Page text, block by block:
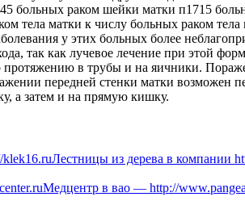
больных раком шейки матки п1715
тела матки к числу больных раком
у этих больных более
так как лучевое лечение при этой
в трубы и на яичники.
передней стенки матки возможен
а затем и на прямую кишку.
Лестницы из дерева в компании
Медцентр в вао — http://